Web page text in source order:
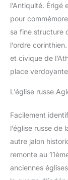
l’Antiquité.
pour
sa fine structure
l’ordre
et civique de
place
L’église russe
Facilement
l’église russe de
autre jalon
remonte au
anciennes